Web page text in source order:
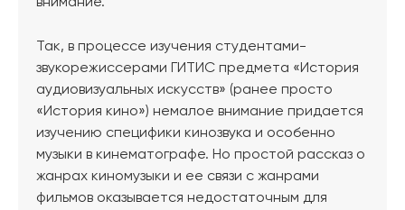
Так, в процессе изучения студентами-
звукорежиссерами ГИТИС предмета «История
аудиовизуальных искусств» (ранее просто
«История кино») немалое внимание придается
изучению специфики кинозвука и особенно
музыки в кинематографе. Но простой рассказ о
жанрах киномузыки и ее связи с жанрами
фильмов оказывается недостаточным для